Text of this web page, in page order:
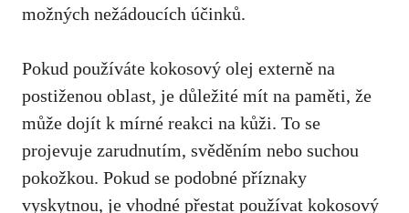
možných nežádoucích účinků.
Pokud používáte ‍kokosový olej externě na
postiženou oblast, je důležité mít na paměti, že
může ⁣dojít k mírné reakci na ‌kůži. To se
projevuje ⁤zarudnutím, svěděním‍ nebo ​suchou
pokožkou. Pokud⁢ se podobné příznaky⁢
vyskytnou, je vhodné přestat ​používat kokosový